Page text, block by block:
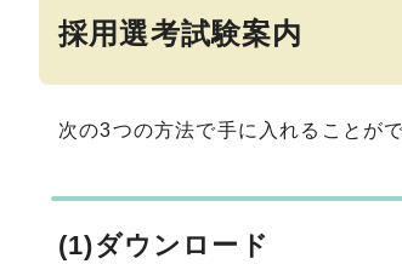
採用選考試験案内
次の3つの方法で手に入れることがで
(1)ダウンロード